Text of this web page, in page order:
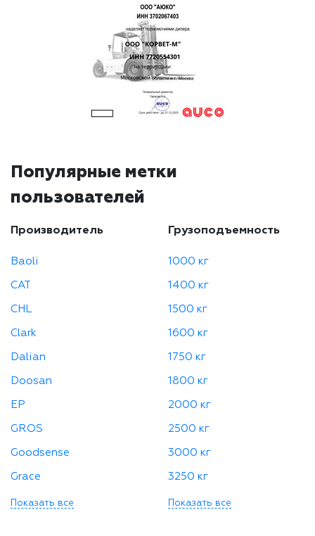
Популярные метки
пользователей
Производитель
Baoli
CAT
CHL
Clark
Dalian
Doosan
EP
GROS
Goodsense
Grace
Показать все
Грузоподъемность
1000 кг
1400 кг
1500 кг
1600 кг
1750 кг
1800 кг
2000 кг
2500 кг
3000 кг
3250 кг
Показать все